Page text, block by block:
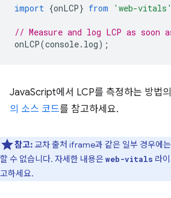
import {onLCP} from 'web-vitals'
// Measure and log LCP as
onLCP(console. log);
JavaScript에서 LCP를 측정하는 방법
의 소스 코드를 참고하세요.
참고: 교차 출처 iframe과 같은 일부 경우에
할 수 없습니다. 자세한 내용은web-vitals 라
고하세요.